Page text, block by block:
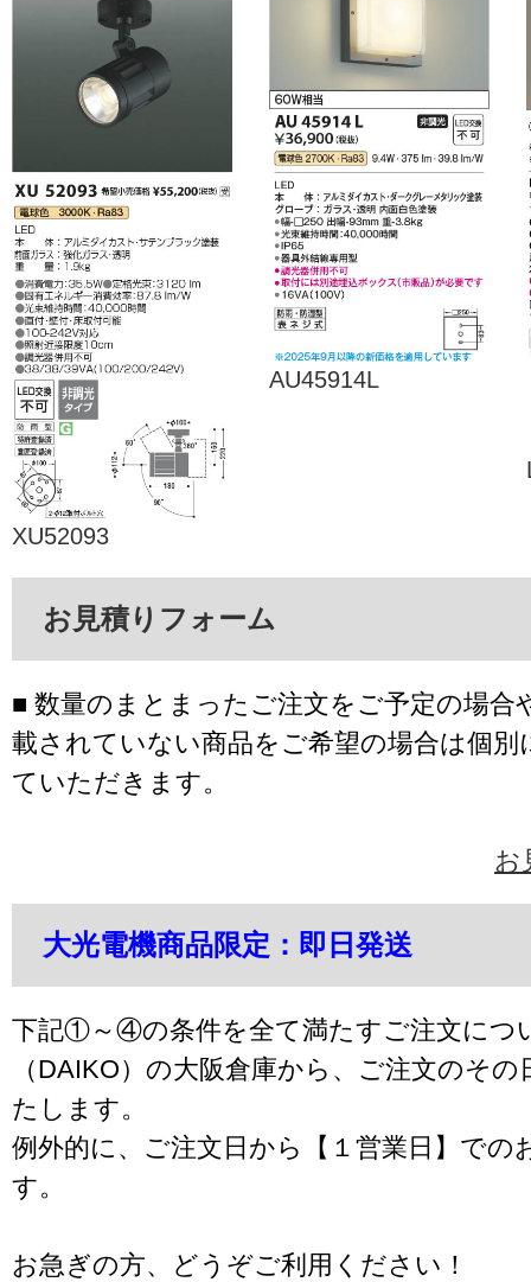
XU52093
AU45914L
お見積りフォーム
■ 数量のまとまったご注文をご予定の場合
載されていない商品をご希望の場合は個別
ていただきます。
お
大光電機商品限定：即日発送
下記①～④の条件を全て満たすご注文につ
（DAIKO）の大阪倉庫から、ご注文のそ
たします。
例外的に、ご注文日から【１営業日】での
す。
お急ぎの方、どうぞご利用ください！